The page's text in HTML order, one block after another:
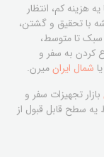
هزینه کم، انتظار
با تحقیق و گشتن،
سبک تا متوسط،
کردن به سفر و
یا شمال ایرانمیرن.
بازار تجهیزات سفر و
سطح قابل قبول از